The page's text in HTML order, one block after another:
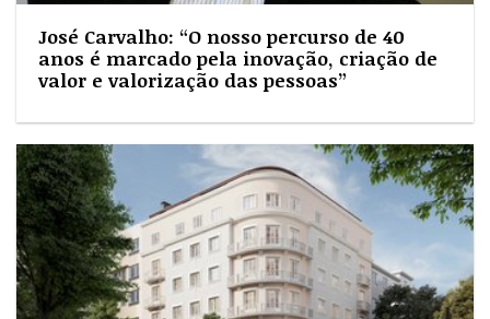
José Carvalho: “O nosso percurso de 40
anos é marcado pela inovação, criação de
valor e valorização das pessoas”